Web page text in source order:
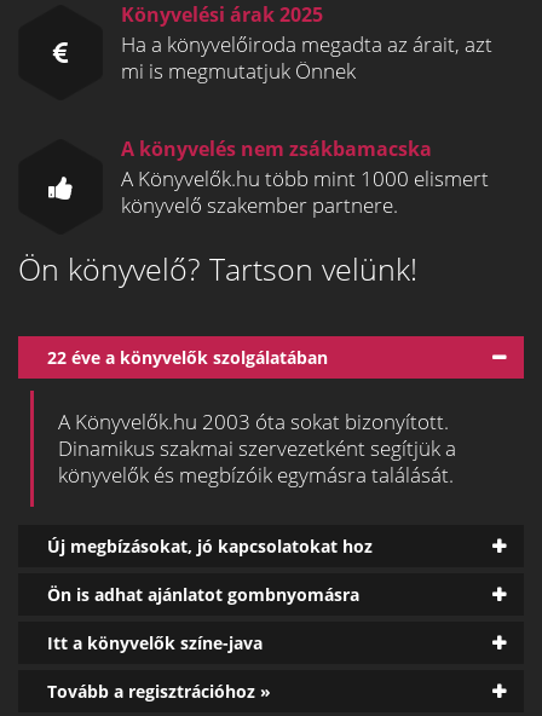
Könyvelési árak 2025
Ha a könyvelőiroda megadta az árait, azt
mi is megmutatjuk Önnek
A könyvelés nem zsákbamacska
A Könyvelők.hu több mint 1000 elismert
könyvelő szakember partnere.
Ön könyvelő? Tartson velünk!
22 éve a könyvelők szolgálatában
A Könyvelők.hu 2003 óta sokat bizonyított.
Dinamikus szakmai szervezetként segítjük a
könyvelők és megbízóik egymásra találását.
Új megbízásokat, jó kapcsolatokat hoz
Ön is adhat ajánlatot gombnyomásra
Itt a könyvelők színe-java
Tovább a regisztrációhoz »